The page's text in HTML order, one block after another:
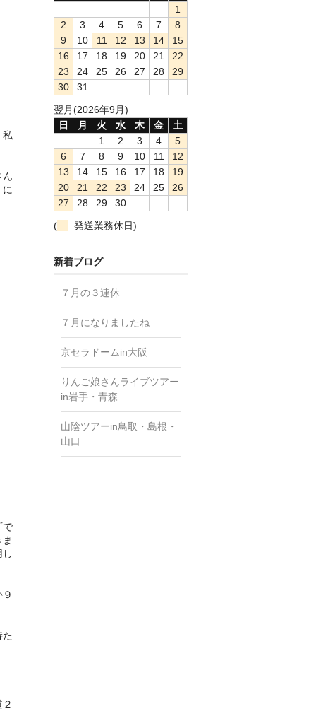
私
で
1
2
3 4 5 6 7
8
9
10 11 12 13 14
15
16
17 18 19 20 21
22
23
24 25 26 27 28
29
30
31
翌月(2026年9月)
日
月 火 水 木 金
土
1
2 3 4
5
6
7 8 9 10 11
12
13
14 15 16 17 18
19
20
21 22 23 24 25
26
27
28 29
30
(
発送業務休日)
新着ブログ
７月の３連休
７月になりましたね
京セラドームin大阪
りんご娘さんライブツアー
in岩手・青森
山陰ツアーin鳥取・島根・
山口